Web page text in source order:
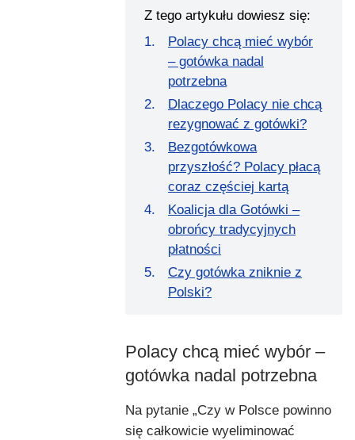
Z tego artykułu dowiesz się:
Polacy chcą mieć wybór
– gotówka nadal
potrzebna
Dlaczego Polacy nie chcą
rezygnować z gotówki?
Bezgotówkowa
przyszłość? Polacy płacą
coraz częściej kartą
Koalicja dla Gotówki –
obrońcy tradycyjnych
płatności
Czy gotówka zniknie z
Polski?
Polacy chcą mieć wybór –
gotówka nadal potrzebna
Na pytanie „Czy w Polsce powinno
się całkowicie wyeliminować